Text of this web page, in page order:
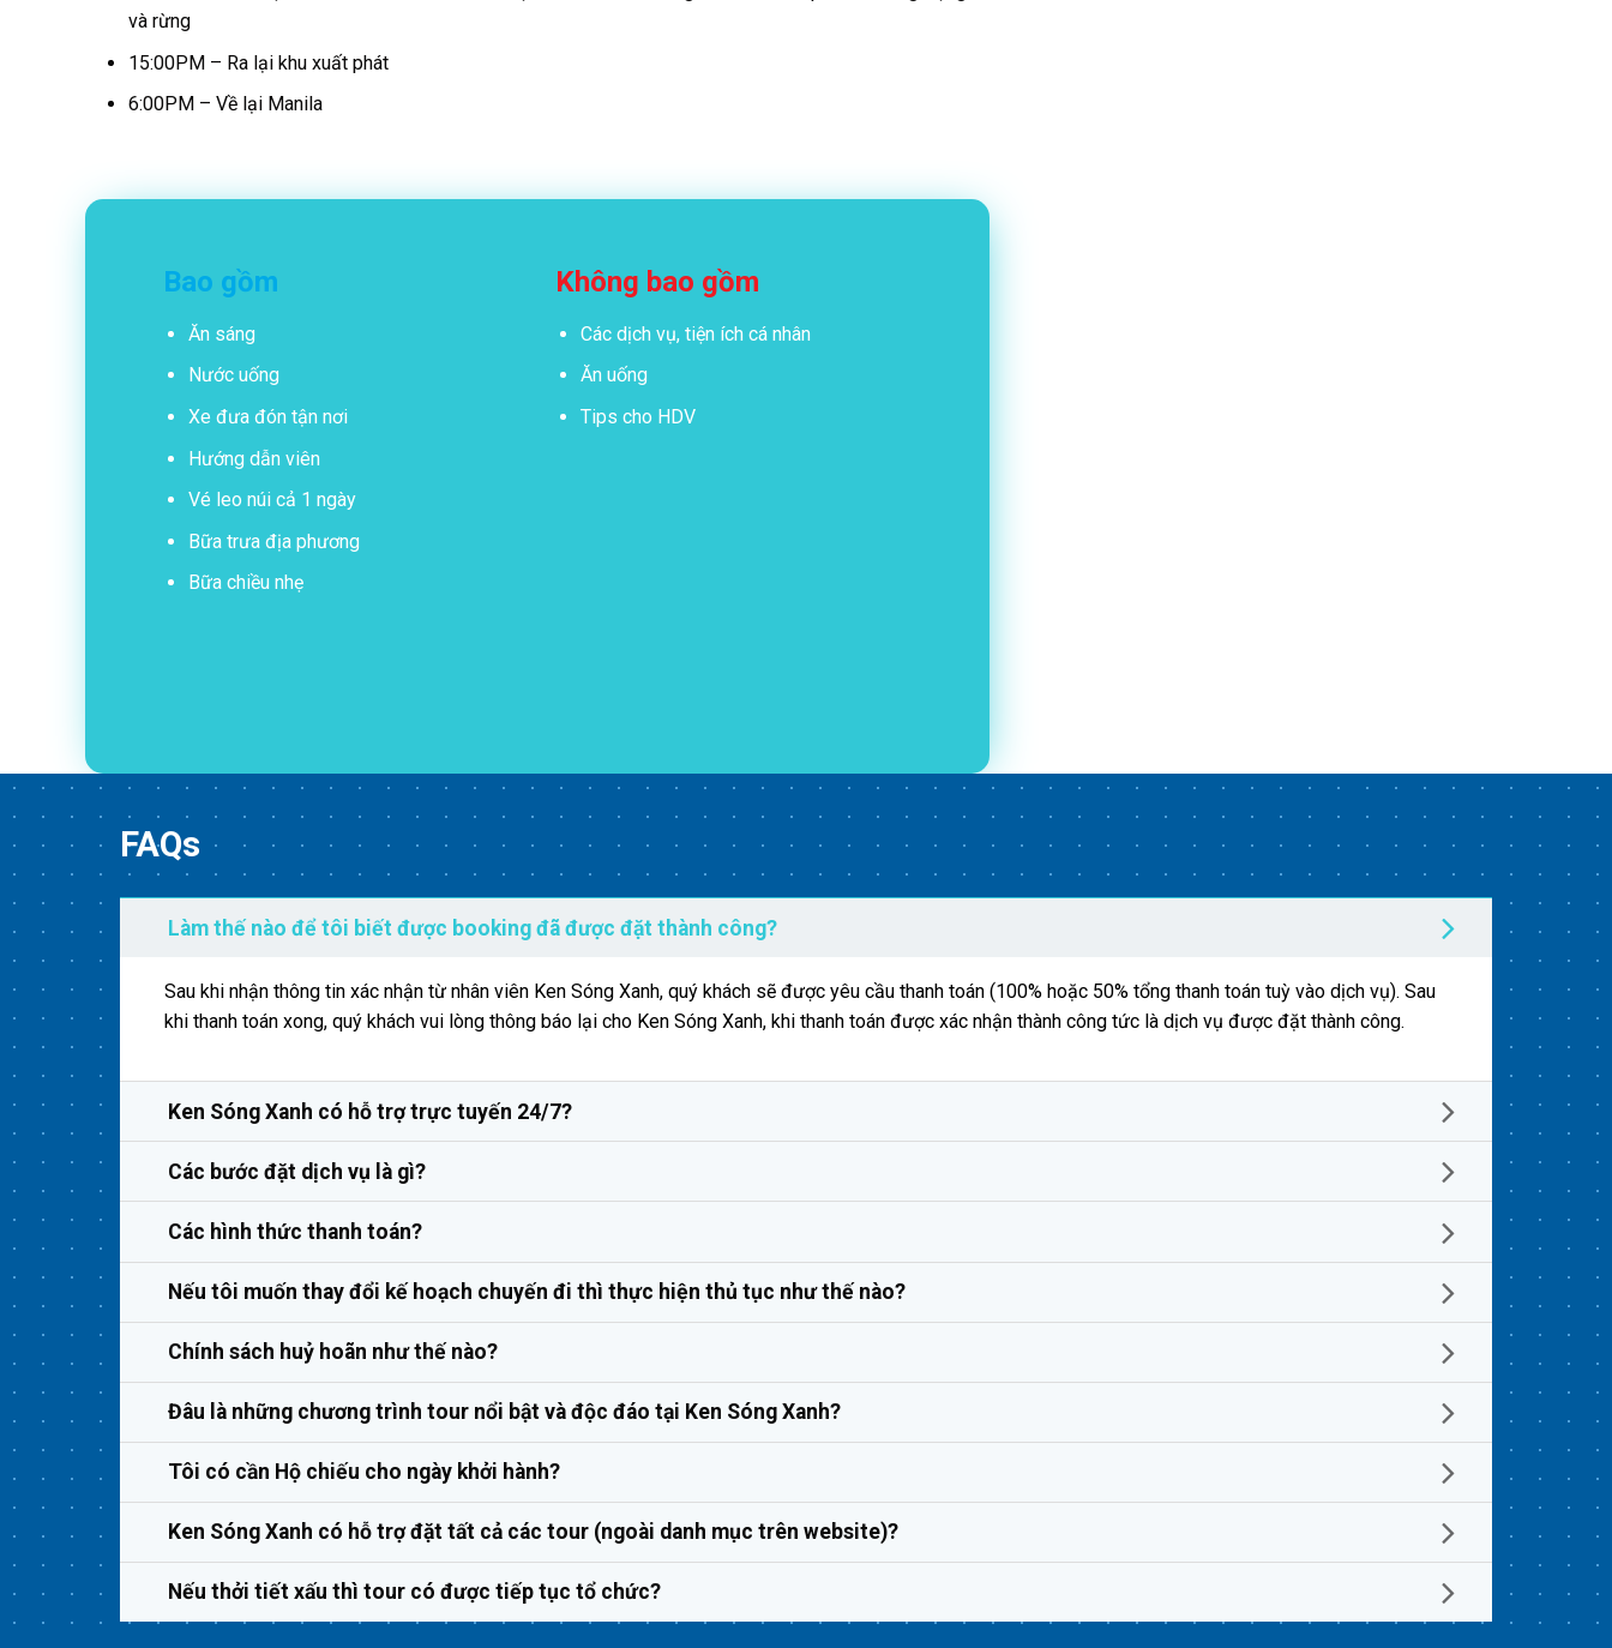
và rừng
15:00PM – Ra lại khu xuất phát
6:00PM – Về lại Manila
Bao gồm
Ăn sáng
Nước uống
Xe đưa đón tận nơi
Hướng dẫn viên
Vé leo núi cả 1 ngày
Bữa trưa địa phương
Bữa chiều nhẹ
Không bao gồm
Các dịch vụ, tiện ích cá nhân
Ăn uống
Tips cho HDV
FAQs
Làm thế nào để tôi biết được booking đã được đặt thành công?
Sau khi nhận thông tin xác nhận từ nhân viên Ken Sóng Xanh, quý khách sẽ được yêu cầu thanh toán (100% hoặc 50% tổng thanh toán tuỳ vào dịch vụ). Sau
khi thanh toán xong, quý khách vui lòng thông báo lại cho Ken Sóng Xanh, khi thanh toán được xác nhận thành công tức là dịch vụ được đặt thành công.
Ken Sóng Xanh có hỗ trợ trực tuyến 24/7?
Các bước đặt dịch vụ là gì?
Các hình thức thanh toán?
Nếu tôi muốn thay đổi kế hoạch chuyến đi thì thực hiện thủ tục như thế nào?
Chính sách huỷ hoãn như thế nào?
Đâu là những chương trình tour nổi bật và độc đáo tại Ken Sóng Xanh?
Tôi có cần Hộ chiếu cho ngày khởi hành?
Ken Sóng Xanh có hỗ trợ đặt tất cả các tour (ngoài danh mục trên website)?
Nếu thởi tiết xấu thì tour có được tiếp tục tổ chức?